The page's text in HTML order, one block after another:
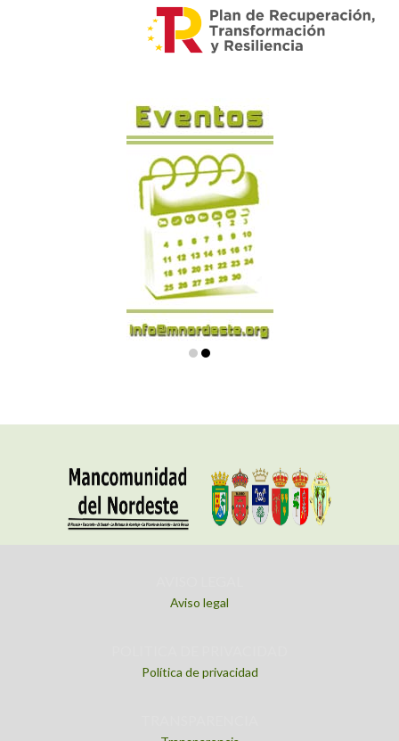
Aviso legal
Política de privacidad